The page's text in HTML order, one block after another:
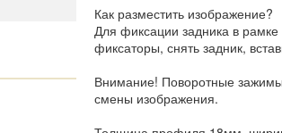
Как разместить изображение?
Для фиксации задника в
фиксаторы, снять задник,
Внимание! Поворотные
смены изображения.